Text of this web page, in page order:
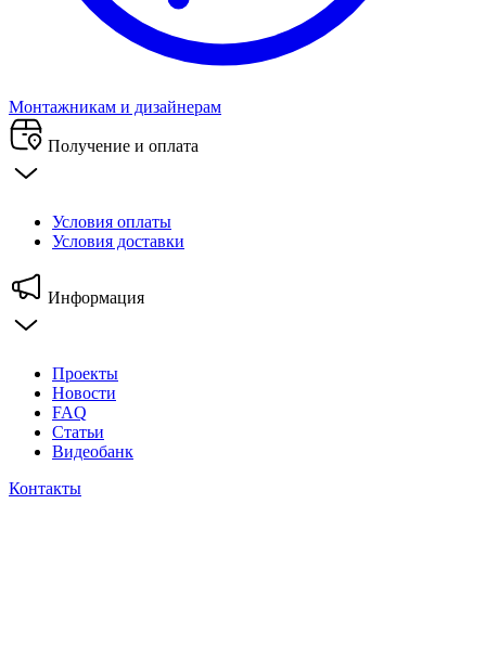
Монтажникам и дизайнерам
Получение и оплата
Условия оплаты
Условия доставки
Информация
Проекты
Новости
FAQ
Статьи
Видеобанк
Контакты